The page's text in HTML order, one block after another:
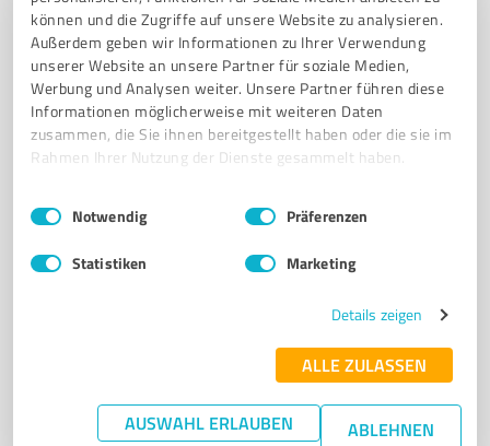
können und die Zugriffe auf unsere Website zu analysieren.
Außerdem geben wir Informationen zu Ihrer Verwendung
unserer Website an unsere Partner für soziale Medien,
Werbung und Analysen weiter. Unsere Partner führen diese
Informationen möglicherweise mit weiteren Daten
zusammen, die Sie ihnen bereitgestellt haben oder die sie im
Rahmen Ihrer Nutzung der Dienste gesammelt haben.
Impressum Datenschutzbestimmungen
Einwilligungsauswahl
Notwendig Präferenzen
Statistiken Marketing
Details zeigen
ALLE ZULASSEN
AUSWAHL ERLAUBEN ABLEHNEN
Sie möchten auch hier gelistet werden?
Registrieren Sie sich jetzt und werden Sie ein von
Hochkarätige Livemusik für Hochzeit, Firmenfeier,
9TO5 IST IN VERSCHIEDENSTEN VARIATIONEN UND GRÖSSEN VOM SOLO-ACT BIS Z
UR 12ER COMBO BUCHBAR UND BIETET AUCH WEITERE ZUSATZLEISTUNGEN (DJ-S